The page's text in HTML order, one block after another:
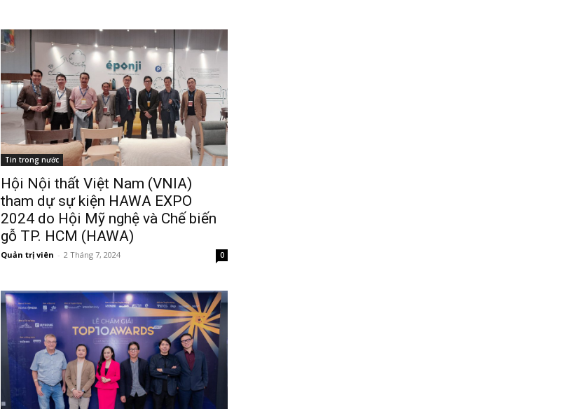
Tin trong nước
Hội Nội thất Việt Nam (VNIA)
tham dự sự kiện HAWA EXPO
2024 do Hội Mỹ nghệ và Chế biến
gỗ TP. HCM (HAWA)
Quản trị viên - 2 Tháng 7, 2024 0